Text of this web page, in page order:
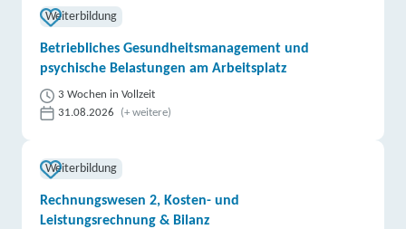
Weiterbildung
Betriebliches Gesundheitsmanagement und
psychische Belastungen am Arbeitsplatz
3 Wochen in Vollzeit
31.08.2026
(+ weitere)
Weiterbildung
Rechnungswesen 2, Kosten- und
Leistungsrechnung & Bilanz